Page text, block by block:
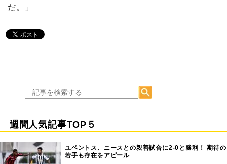
だ。」
週間人気記事TOP５
ユベントス、ニースとの親善試合に2-0と勝利！ 期待の
若手も存在をアピール